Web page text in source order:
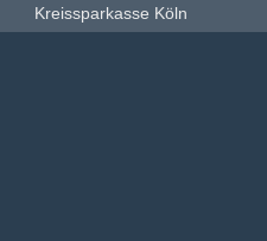
Kreissparkasse Köln